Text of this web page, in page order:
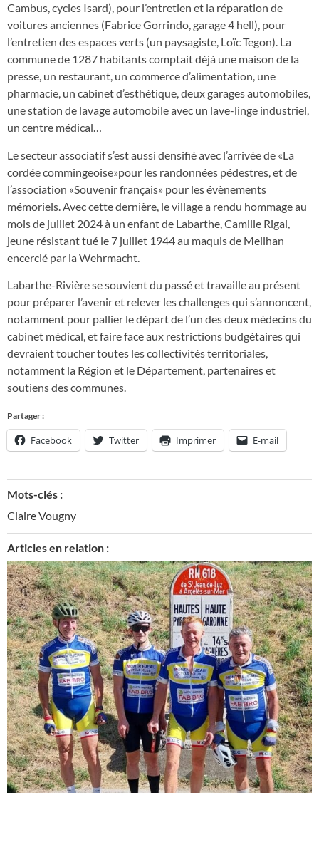
Cambus, cycles Isard), pour l’entretien et la réparation de
voitures anciennes (Fabrice Gorrindo, garage 4 hell), pour
l’entretien des espaces verts (un paysagiste, Loïc Tegon). La
commune de 1287 habitants comptait déjà une maison de la
presse, un restaurant, un commerce d’alimentation, une
pharmacie, un cabinet d’esthétique, deux garages automobiles,
une station de lavage automobile avec un lave-linge industriel,
un centre médical…
Le secteur associatif s’est aussi densifié avec l’arrivée de «La
cordée commingeoise»pour les randonnées pédestres, et de
l’association «Souvenir français» pour les évènements
mémoriels. Avec cette dernière, le village a rendu hommage au
mois de juillet 2024 à un enfant de Labarthe, Camille Rigal,
jeune résistant tué le 7 juillet 1944 au maquis de Meilhan
encerclé par la Wehrmacht.
Labarthe-Rivière se souvient du passé et travaille au présent
pour préparer l’avenir et relever les challenges qui s’annoncent,
notamment pour pallier le départ de l’un des deux médecins du
cabinet médical, et faire face aux restrictions budgétaires qui
devraient toucher toutes les collectivités territoriales,
notamment la Région et le Département, partenaires et
soutiens des communes.
Partager :
Facebook Twitter Imprimer E-mail
Mots-clés :
Claire Vougny
Articles en relation :